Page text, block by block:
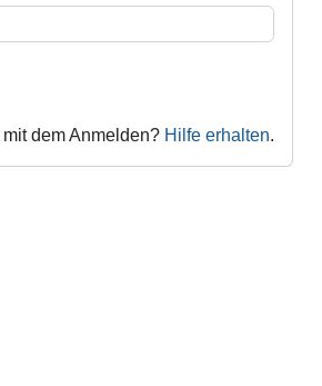
dem Anmelden? Hilfe erhalten.